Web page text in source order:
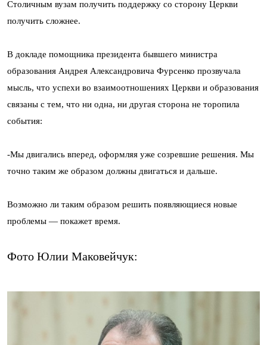
Столичным вузам получить поддержку со сторону Церкви
получить сложнее.
В докладе помощника президента бывшего министра
образования Андрея Александровича Фурсенко прозвучала
мысль, что успехи во взаимоотношениях Церкви и образования
связаны с тем, что ни одна, ни другая сторона не торопила
события:
-Мы двигались вперед, оформляя уже созревшие решения. Мы
точно таким же образом должны двигаться и дальше.
Возможно ли таким образом решить появляющиеся новые
проблемы — покажет время.
Фото Юлии Маковейчук: